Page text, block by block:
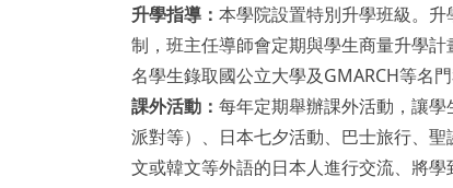
升學指導： 本學院設置特別升學班級。
制，班主任導師會定期與學生商量升學
名學生錄取國公立大學及GMARCH等名門
課外活動： 每年定期舉辦課外活動，讓
派對等）、日本七夕活動、巴士旅行、
文或韓文等外語的日本人進行交流、將學